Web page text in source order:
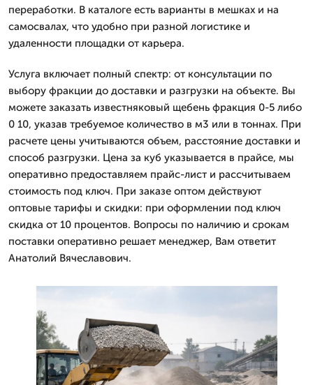
переработки. В каталоге есть варианты в мешках и на
самосвалах, что удобно при разной логистике и
удаленности площадки от карьера.
Услуга включает полный спектр: от консультации по
выбору фракции до доставки и разгрузки на объекте. Вы
можете заказать известняковый щебень фракция 0-5 либо
0 10, указав требуемое количество в м3 или в тоннах. При
расчете цены учитываются объем, расстояние доставки и
способ разгрузки. Цена за куб указывается в прайсе, мы
оперативно предоставляем прайс-лист и рассчитываем
стоимость под ключ. При заказе оптом действуют
оптовые тарифы и скидки: при оформлении под ключ
скидка от 10 процентов. Вопросы по наличию и срокам
поставки оперативно решает менеджер, Вам ответит
Анатолий Вячеславович.